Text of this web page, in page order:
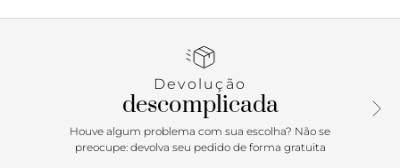
Devolução
descomplicada
Houve algum problema com sua escolha? Não se
preocupe: devolva seu pedido de forma gratuita